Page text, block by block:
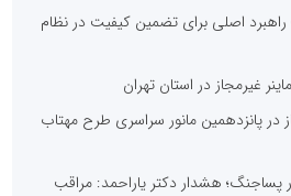
اصلی برای تضمین کیفیت در نظام
غیرمجاز در پانزدهمین مانور سراسری طرح مهتاب
هشدار دکتر یاراحمد: مراقب